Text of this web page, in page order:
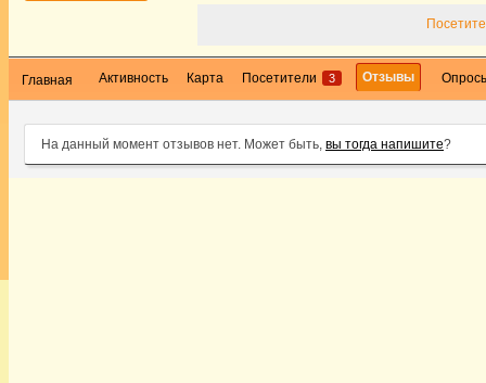
Главная Активность Карта Посетители 3 Отзывы
На данный момент отзывов нет. Может быть, вы тогда напишите?